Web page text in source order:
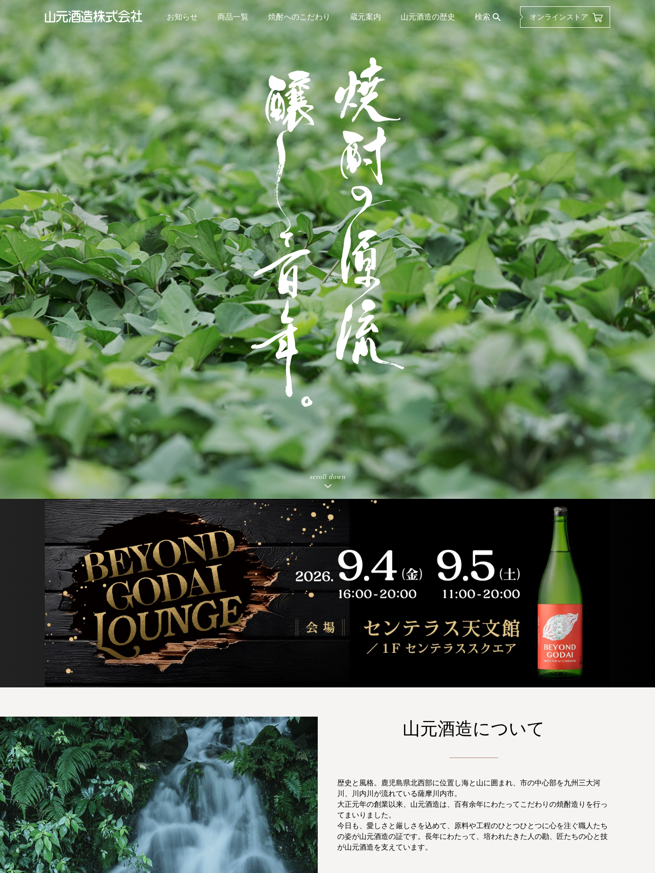
山元酒造株式会社
お知らせ 商品一覧 焼酎へのこだわり 蔵元案内 山元酒造の歴史 検索 オンラインストア
山元酒造について
歴史と風格。鹿児島県北西部に位置し海と山に囲まれ、市の中心部を九州三大河
川、川内川が流れている薩摩川内市。
大正元年の創業以来、山元酒造は、百有余年にわたってこだわりの焼酎造りを行っ
てまいりました。
今日も、愛しさと厳しさを込めて、原料や工程のひとつひとつに心を注ぐ職人たち
の姿が山元酒造の証です。長年にわたって、培われたきた人の勘、匠たちの心と技
が山元酒造を支えています。